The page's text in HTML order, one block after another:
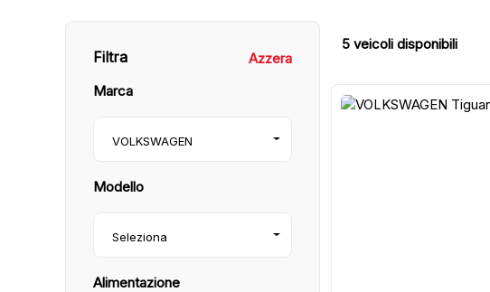
Filtra
Azzera
Marca
VOLKSWAGEN
Modello
Seleziona
Alimentazione
5 veicoli disponibili